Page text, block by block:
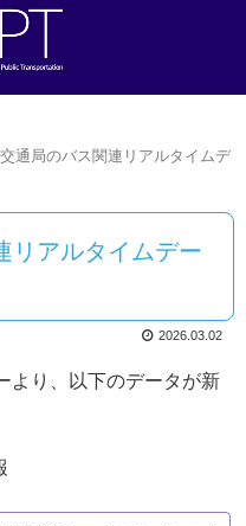
通局のバス関連リアルタイムデ
リアルタイムデー
2026.03.02
より、以下のデータが新